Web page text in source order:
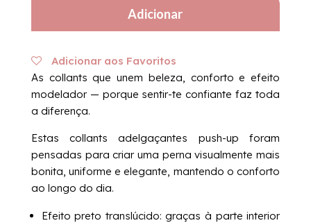
up
(sem
pêlo)
Adicionar
Adicionar aos Favoritos
As collants que unem beleza, conforto e efeito
modelador — porque sentir-te confiante faz toda
a diferença.
Estas collants adelgaçantes push-up foram
pensadas para criar uma perna visualmente mais
bonita, uniforme e elegante, mantendo o conforto
ao longo do dia.
Efeito preto translúcido: graças à parte interior